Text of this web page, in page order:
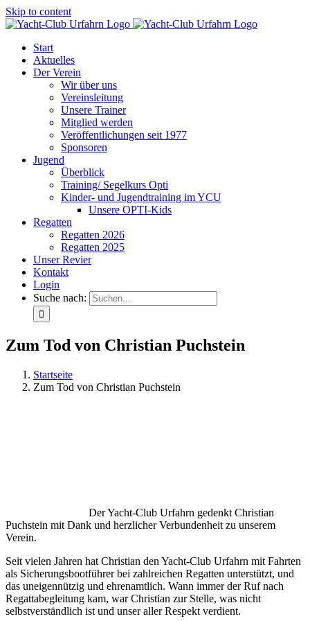
Skip to content
Start
Aktuelles
Der Verein
Wir über uns
Vereinsleitung
Unsere Trainer
Mitglied werden
Veröffentlichungen seit 1977
Sponsoren
Jugend
Überblick
Training/ Segelkurs Opti
Kinder- und Jugendtraining im YCU
Unsere OPTI-Kids
Regatten
Regatten 2026
Regatten 2025
Unser Revier
Kontakt
Login
Suche nach:
Zum Tod von Christian Puchstein
Startseite
Zum Tod von Christian Puchstein
Der Yacht-Club Urfahrn gedenkt Christian
Puchstein mit Dank und herzlicher Verbundenheit zu unserem
Verein.
Seit vielen Jahren hat Christian den Yacht-Club Urfahrn mit Fahrten
als Sicherungsbootführer bei zahlreichen Regatten unterstützt, und
das uneigennützig und ehrenamtlich. Wann immer der Ruf nach
Regattabegleitung kam, war Christian zur Stelle, was nicht
selbstverständlich ist und unser aller Respekt verdient.